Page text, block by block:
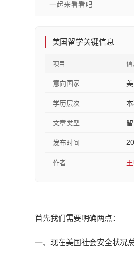
一起来看看吧
美国留学关键信息
项目 信
意向国家 美
学历层次
文章类型
发布时间
作者
首先我们需要明确两点：
一、现在美国社会安全状况